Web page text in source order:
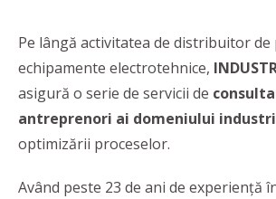
Pe lângă activitatea de distribuitor de
echipamente electrotehnice,
asigură o serie de servicii de
antreprenori ai domeniului
optimizării proceselor.
Având peste 23 de ani de experienţă